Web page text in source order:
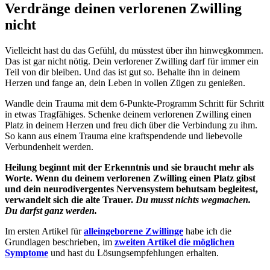
Verdränge deinen verlorenen Zwilling
nicht
Vielleicht hast du das Gefühl, du müsstest über ihn hinwegkommen.
Das ist gar nicht nötig. Dein verlorener Zwilling darf für immer ein
Teil von dir bleiben. Und das ist gut so. Behalte ihn in deinem
Herzen und fange an, dein Leben in vollen Zügen zu genießen.
Wandle dein Trauma mit dem 6-Punkte-Programm Schritt für Schritt
in etwas Tragfähiges. Schenke deinem verlorenen Zwilling einen
Platz in deinem Herzen und freu dich über die Verbindung zu ihm.
So kann aus einem Trauma eine kraftspendende und liebevolle
Verbundenheit werden.
Heilung beginnt mit der Erkenntnis und sie braucht mehr als
Worte. Wenn du deinem verlorenen Zwilling einen Platz gibst
und dein neurodivergentes Nervensystem behutsam begleitest,
verwandelt sich die alte Trauer. Du musst nichts wegmachen.
Du darfst ganz werden.
Im ersten Artikel füralleingeborene Zwillinge habe ich die
Grundlagen beschrieben, im zweiten Artikel die möglichen
Symptome und hast du Lösungsempfehlungen erhalten.